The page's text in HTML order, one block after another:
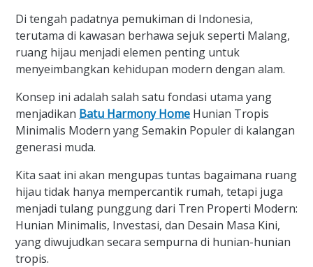
Di tengah padatnya pemukiman di Indonesia,
terutama di kawasan berhawa sejuk seperti Malang,
ruang hijau menjadi elemen penting untuk
menyeimbangkan kehidupan modern dengan alam.
Konsep ini adalah salah satu fondasi utama yang
menjadikan Batu Harmony Home Hunian Tropis
Minimalis Modern yang Semakin Populer di kalangan
generasi muda.
Kita saat ini akan mengupas tuntas bagaimana ruang
hijau tidak hanya mempercantik rumah, tetapi juga
menjadi tulang punggung dari Tren Properti Modern:
Hunian Minimalis, Investasi, dan Desain Masa Kini,
yang diwujudkan secara sempurna di hunian-hunian
tropis.